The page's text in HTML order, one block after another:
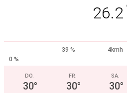
26.2
39 %
4kmh
0 %
DO.
30°
FR.
30°
SA.
30°